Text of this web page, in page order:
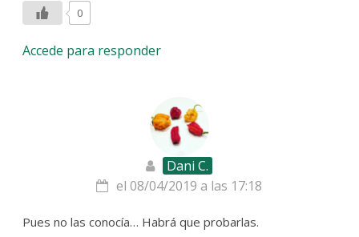
0
Accede para responder
Dani C.
el 08/04/2019 a las 17:18
Pues no las conocía… Habrá que probarlas.